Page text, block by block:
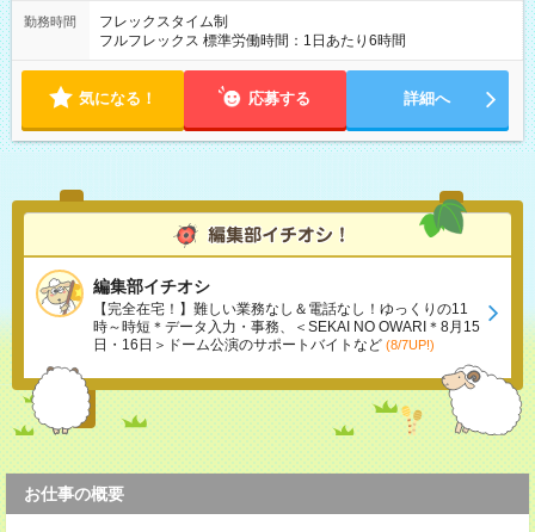
勤務時間
フレックスタイム制
フルフレックス 標準労働時間：1日あたり6時間
気になる！ 応募する 詳細へ
編集部イチオシ
【完全在宅！】難しい業務なし＆電話なし！ゆっくりの11
時～時短＊データ入力・事務、＜SEKAI NO OWARI＊8月15
日・16日＞ドーム公演のサポートバイトなど (8/7UP!)
お仕事の概要